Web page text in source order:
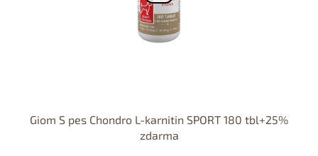
Giom S pes Chondro L-karnitin SPORT 180 tbl+25%
zdarma